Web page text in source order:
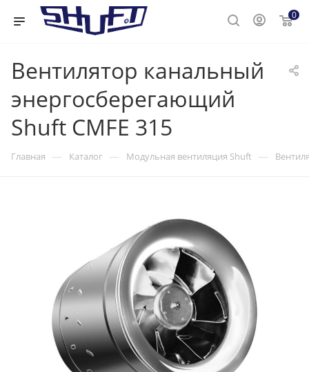
0
Вентилятор канальный
энергосберегающий
Shuft CMFE 315
Главная — Каталог — Модульная вентиляция Shuft —